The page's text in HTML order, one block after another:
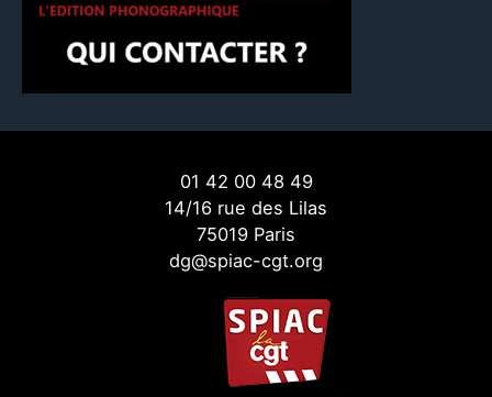
01 42 00 48 49
14/16 rue des Lilas
75019 Paris
dg@spiac-cgt.org